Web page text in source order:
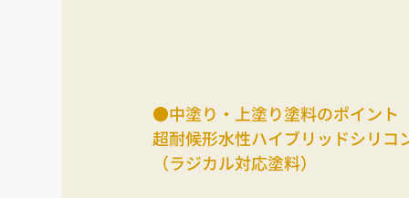
●中塗り・上塗り塗料のポイント
超耐候形水性ハイブリッドシリコ
（ラジカル対応塗料）